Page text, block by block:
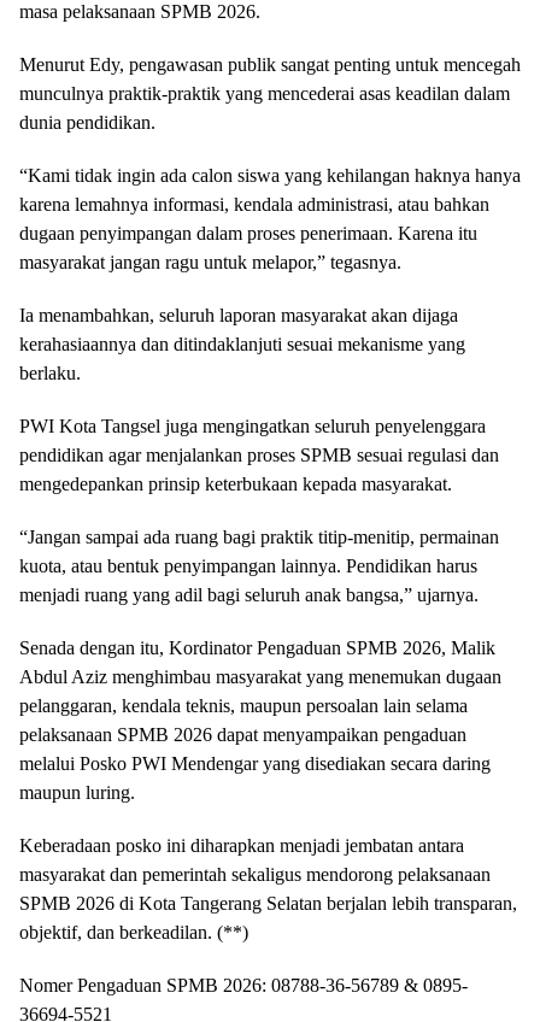
masa pelaksanaan SPMB 2026.
Menurut Edy, pengawasan publik sangat penting untuk mencegah
munculnya praktik-praktik yang mencederai asas keadilan dalam
dunia pendidikan.
“Kami tidak ingin ada calon siswa yang kehilangan haknya hanya
karena lemahnya informasi, kendala administrasi, atau bahkan
dugaan penyimpangan dalam proses penerimaan. Karena itu
masyarakat jangan ragu untuk melapor,” tegasnya.
Ia menambahkan, seluruh laporan masyarakat akan dijaga
kerahasiaannya dan ditindaklanjuti sesuai mekanisme yang
berlaku.
PWI Kota Tangsel juga mengingatkan seluruh penyelenggara
pendidikan agar menjalankan proses SPMB sesuai regulasi dan
mengedepankan prinsip keterbukaan kepada masyarakat.
“Jangan sampai ada ruang bagi praktik titip-menitip, permainan
kuota, atau bentuk penyimpangan lainnya. Pendidikan harus
menjadi ruang yang adil bagi seluruh anak bangsa,” ujarnya.
Senada dengan itu, Kordinator Pengaduan SPMB 2026, Malik
Abdul Aziz menghimbau masyarakat yang menemukan dugaan
pelanggaran, kendala teknis, maupun persoalan lain selama
pelaksanaan SPMB 2026 dapat menyampaikan pengaduan
melalui Posko PWI Mendengar yang disediakan secara daring
maupun luring.
Keberadaan posko ini diharapkan menjadi jembatan antara
masyarakat dan pemerintah sekaligus mendorong pelaksanaan
SPMB 2026 di Kota Tangerang Selatan berjalan lebih transparan,
objektif, dan berkeadilan. (**)
Nomer Pengaduan SPMB 2026: 08788-36-56789 & 0895-
36694-5521